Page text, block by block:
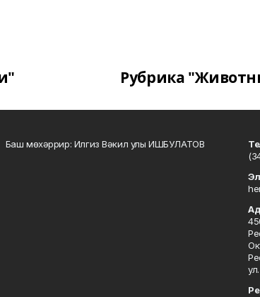
Рубрика
Баш мөхәррир: Илгиз Вәкил улы ИШБУЛАТОВ